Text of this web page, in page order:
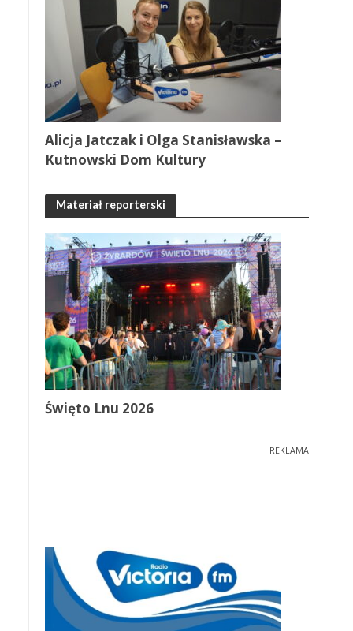
Alicja Jatczak i Olga Stanisławska –
Kutnowski Dom Kultury
Materiał reporterski
Święto Lnu 2026
REKLAMA